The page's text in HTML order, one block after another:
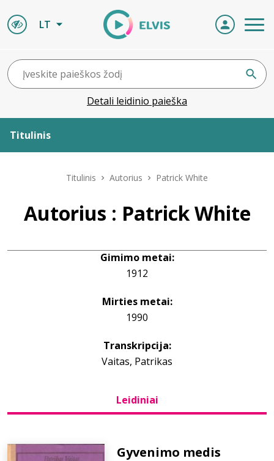
LT
Detali leidinio paieška
Titulinis
Leidiniai
info@elvislab.lt
Titulinis Autorius Patrick White
Autorius : Patrick White
Gimimo metai:
1912
Mirties metai:
1990
Transkripcija:
Vaitas, Patrikas
Leidiniai
Gyvenimo medis